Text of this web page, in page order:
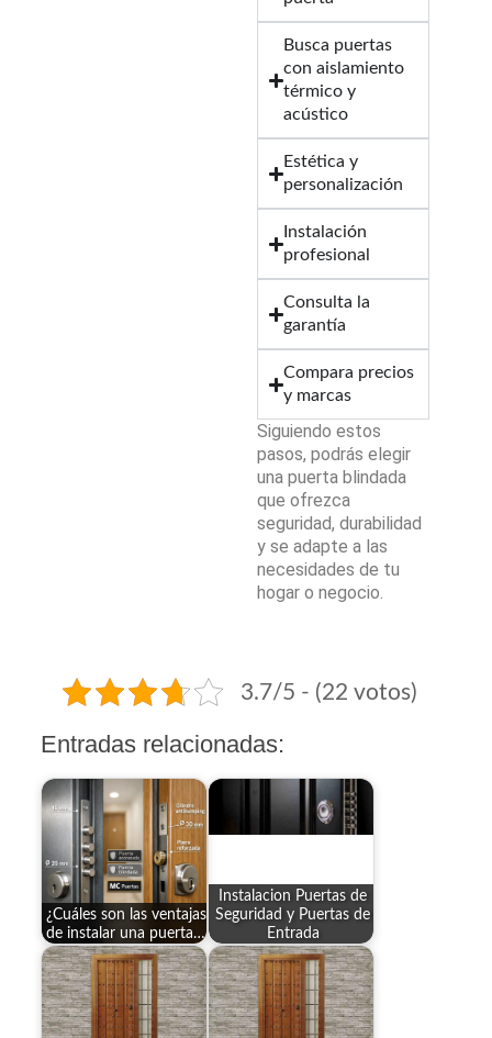
Busca puertas
con aislamiento
térmico y
acústico
Estética y
personalización
Instalación
profesional
Consulta la
garantía
Compara precios
y marcas
Siguiendo estos
pasos, podrás elegir
una puerta blindada
que ofrezca
seguridad, durabilidad
y se adapte a las
necesidades de tu
hogar o negocio.
3.7/5 - (22 votos)
Entradas relacionadas:
¿Cuáles son las ventajas
de instalar una puerta…
Instalacion Puertas de
Seguridad y Puertas de
Entrada